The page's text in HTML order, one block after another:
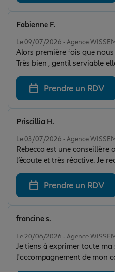
Tous nos devis d'assurance
Le 09/07/2026 - Agence
Alors première fois que
Très bien , gentil serviable
application en place . Rien a
Fabienne F.
Prendre un RDV
Le 03/07/2026 - Agence
Rebecca est une conseillère
l’écoute et très réactive. Je
Priscillia H.
Prendre un RDV
Le 20/06/2026 - Agence
Je tiens à exprimer toute
l'accompagnement de mon
Roman Huclin. Son
francine s.